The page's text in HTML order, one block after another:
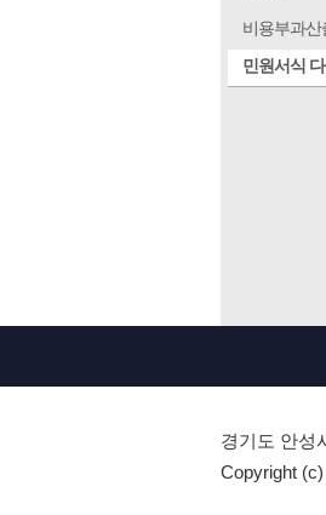
비용부과산
민원서식
경기도 안성
Copyright